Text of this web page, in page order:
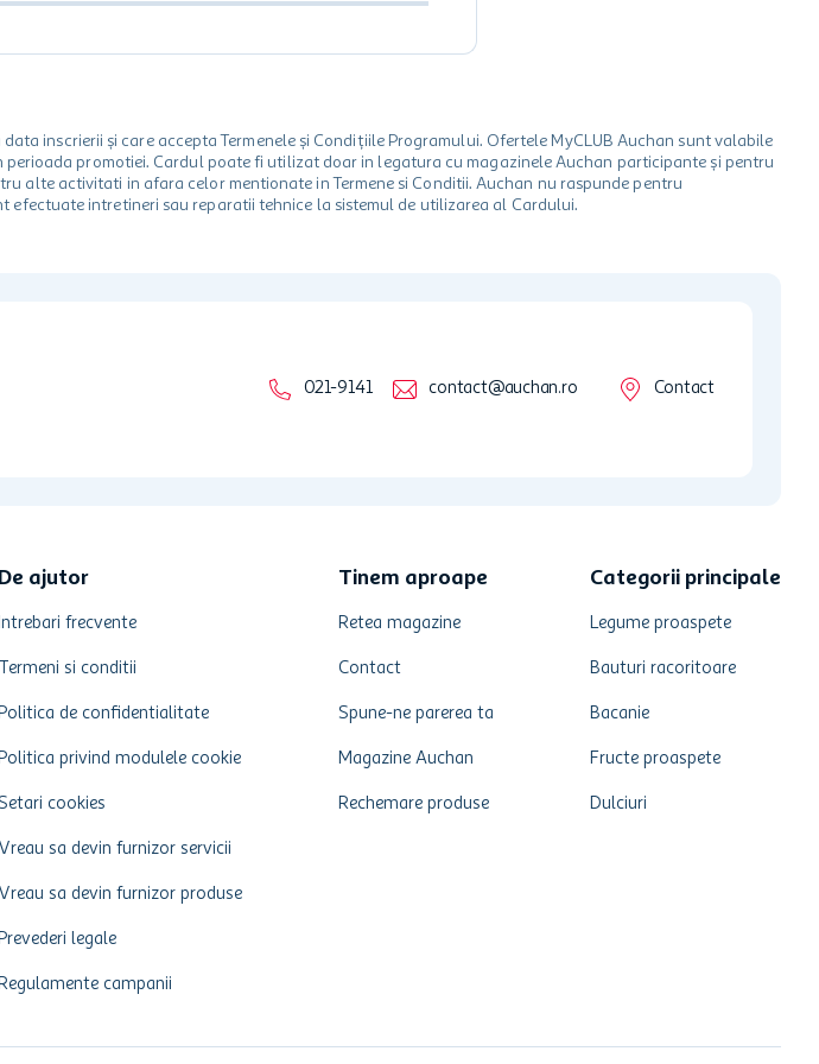
inscrierii și care accepta Termenele și Condițiile Programului. Ofertele MyCLUB Auchan sunt valabile
promotiei. Cardul poate fi utilizat doar in legatura cu magazinele Auchan participante și pentru
alte activitati in afara celor mentionate in Termene si Conditii. Auchan nu raspunde pentru
efectuate intretineri sau reparatii tehnice la sistemul de utilizarea al Cardului.
021-9141 contact@auchan.ro Contact
De ajutor
frecvente
Termeni si conditii
de confidentialitate
privind modulele cookie
Setari cookies
Vreau sa devin furnizor servicii
Vreau sa devin furnizor produse
legale
campanii
Tinem aproape
Retea magazine
Contact
Spune-ne parerea ta
Magazine Auchan
Rechemare produse
Categorii principale
Legume proaspete
Bauturi racoritoare
Bacanie
Fructe proaspete
Dulciuri